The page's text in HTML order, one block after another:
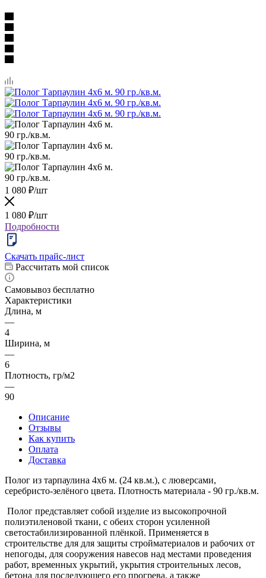
1 080 ₽/шт
1 080 ₽/шт
Подробности
Скачать прайс-лист
Рассчитать мой список
Самовывоз бесплатно
Характеристики
Длина, м
—
4
Ширина, м
—
6
Плотность, гр/м2
—
90
Описание
Отзывы
Как купить
Оплата
Доставка
Полог из тарпаулина 4х6 м. (24 кв.м.), с люверсами,
серебристо-зелёного цвета. Плотность материала - 90 гр./кв.м.
Полог представляет собой изделие из высокопрочной
полиэтиленовой ткани, с обеих сторон усиленной
светостабилизированной плёнкой. Применяется в
строительстве для для защиты стройматериалов и рабочих от
непогоды, для сооружения навесов над местами проведения
работ, временных укрытий, укрытия строительных лесов,
бетона для последующего его прогрева, а также